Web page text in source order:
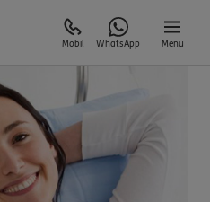
Mobil WhatsApp Menü